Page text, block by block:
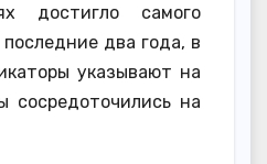
достигло самого
два года, в
указывают на
сосредоточились на